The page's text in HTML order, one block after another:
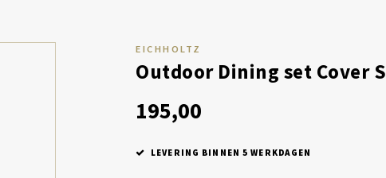
EICHHOLTZ
Outdoor Dining set Cover S
195,00
LEVERING BINNEN 5 WERKDAGEN